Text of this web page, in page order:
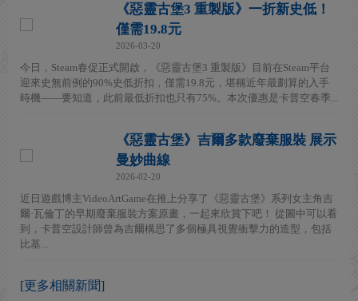
《惡靈古堡3 重製版》一折新史低！
僅需19.8元
2026-03-20
今日，Steam春促正式開啟，《惡靈古堡3 重製版》目前在Steam平台
迎來史無前例的90%史低折扣，僅需19.8元，堪稱近年最劃算的入手
時機——要知道，此前最低折扣也只有75%。本次優惠是卡普空春季...
《惡靈古堡》吉爾多款廢棄服裝 展示
曼妙曲線
2026-02-20
近日遊戲博主VideoArtGame在推上分享了《惡靈古堡》系列女主角吉
爾·瓦倫丁的早期廢棄服裝方案原畫，一起來欣賞下吧！ 從圖中可以看
到，卡普空設計師曾為吉爾構思了多個極具視覺衝擊力的造型，包括
比基...
[更多相關新聞]